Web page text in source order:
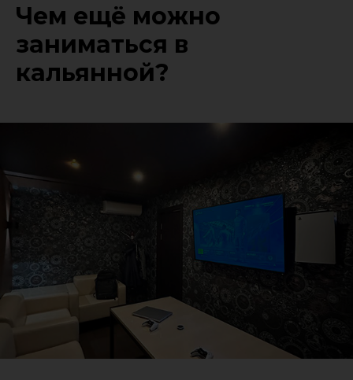
Чем ещё можно
заниматься в
кальянной?